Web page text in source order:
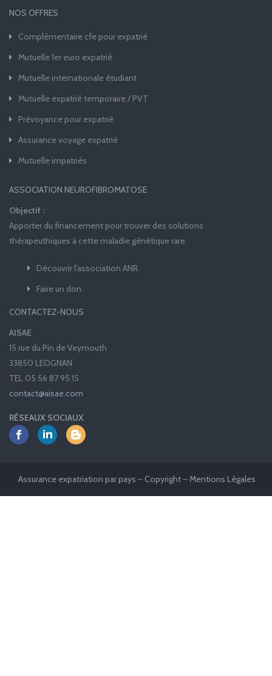
NOS OFFRES
Complémentaire cfe pour expatrié
Mutuelle 1er euro expatrié
Mutuelle internationale étudiant
Mutuelle expatrié temporaire / PVT
Prévoyance pour expatrié
Assurance voyage expatrié
Mutuelle impatriés
ASSOCIATION NEUROFIBROMATOSE
Objectif :
Apporter du financement pour trouver des solutions
thérapeuthiques à cette maladie génétique rare.
Découvrir l’association ANR.
Faire un don.
CONTACTEZ-NOUS
AISAE
15 rue du Pin de Veymouth
33850 LEOGNAN
TEL 05 56 87 95 15
contact@aisae.com
RÉSEAUX SOCIAUX
Assurance expatriation par pays – Copyright–Mentions Légales